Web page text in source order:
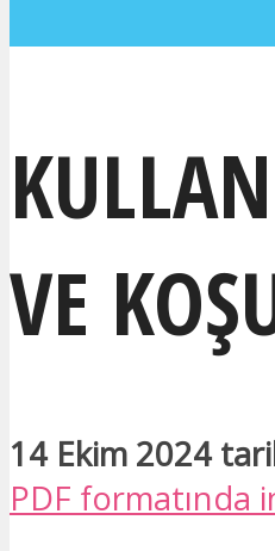
VE
14 Ekim 2024
PDF formatında